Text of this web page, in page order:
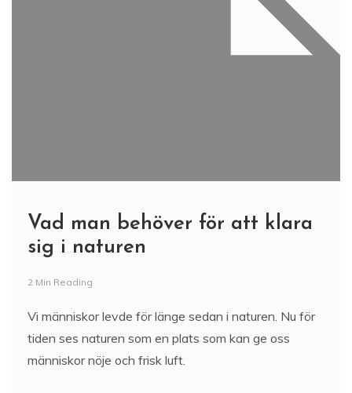
Vad man behöver för att klara
sig i naturen
2 Min Reading
Vi människor levde för länge sedan i naturen. Nu för
tiden ses naturen som en plats som kan ge oss
människor nöje och frisk luft.